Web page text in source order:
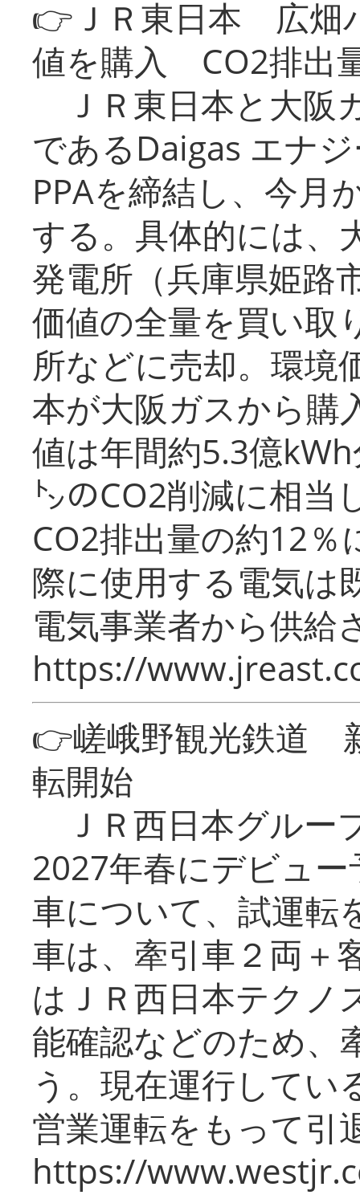
👉ＪＲ東日本 広畑
値を購入 CO2排出
ＪＲ東日本と大阪
であるDaigas エナ
PPAを締結し、今月
する。具体的には、
発電所（兵庫県姫路
価値の全量を買い取
所などに売却。環境
本が大阪ガスから購
値は年間約5.3億
㌧のCO2削減に相当
CO2排出量の約12％
際に使用する電気は
電気事業者から供給
https://
👉嵯峨野観光鉄道
転開始
ＪＲ西日本グルー
2027年春にデビュ
車について、試運転
車は、牽引車２両＋
はＪＲ西日本テクノ
能確認などのため、
う。現在運行してい
営業運転をもって引
https://